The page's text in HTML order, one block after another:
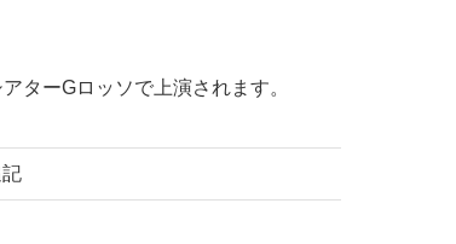
ターGロッソで上演されます。